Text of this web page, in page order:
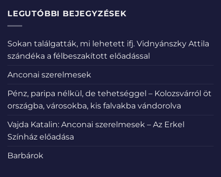
LEGUTÓBBI BEJEGYZÉSEK
Sokan találgatták, mi lehetett ifj. Vidnyánszky Attila
szándéka a félbeszakított előadással
Anconai szerelmesek
Pénz, paripa nélkül, de tehetséggel – Kolozsvárról öt
országba, városokba, kis falvakba vándorolva
Vajda Katalin: Anconai szerelmesek – Az Erkel
Színház előadása
Barbárok